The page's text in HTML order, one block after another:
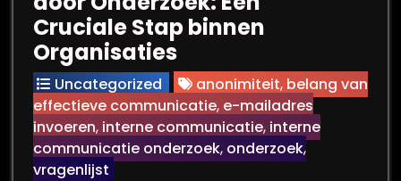
Cruciale Stap binnen
Organisaties
Uncategorized anonimiteit, belang van
effectieve communicatie, e-mailadres
invoeren, interne communicatie, interne
communicatie onderzoek, onderzoek,
vragenlijst